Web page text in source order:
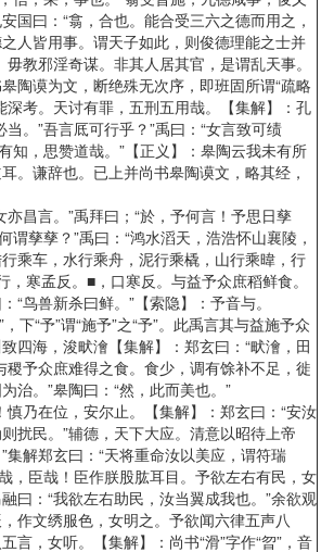
国曰：“翕，合也。能合受三六之德而用之，
人皆用事。谓天子如此，则俊德理能之士并
毋教邪淫奇谋。非其人居其官，是谓乱天事。
皋陶谟为文，断绝殊无次序，即班固所谓“疏略
深考。天讨有罪，五刑五用哉。【集解】：孔
。”吾言厎可行乎？”禹曰：“女言致可绩
知，思赞道哉。”【正义】：皋陶云我未有所
。谦辞也。已上并尚书皋陶谟文，略其经，
昌言。”禹拜曰；“於，予何言！予思日孳
谓孳孳？”禹曰：“鸿水滔天，浩浩怀山襄陵，
乘车，水行乘舟，泥行乘橇，山行乘暐，行
，寒孟反。■，口寒反。与益予众庶稻鲜食。
“鸟兽新杀曰鲜。”【索隐】：予音与。
，下“予”谓“施予”之“予”。此禹言其与益施予众
四海，浚畎澮【集解】：郑玄曰：“畎澮，田
稷予众庶难得之食。食少，调有馀补不足，徙
治。”皋陶曰：“然，此而美也。”
乃在位，安尔止。【集解】：郑玄曰：“安汝
扰民。”辅德，天下大应。清意以昭待上帝
集解郑玄曰：“天将重命汝以美应，谓符瑞
，臣哉！臣作朕股肱耳目。予欲左右有民，女
曰：“我欲左右助民，汝当翼成我也。”余欲观
作文绣服色，女明之。予欲闻六律五声八
言，女听。【集解】：尚书“滑”字作“曶”，音